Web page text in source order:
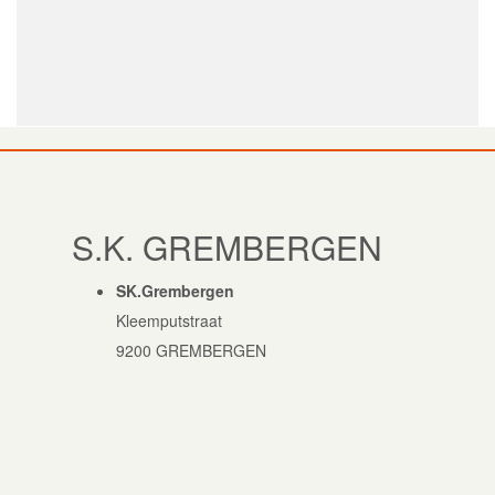
S.K. GREMBERGEN
SK.Grembergen
Kleemputstraat
9200 GREMBERGEN